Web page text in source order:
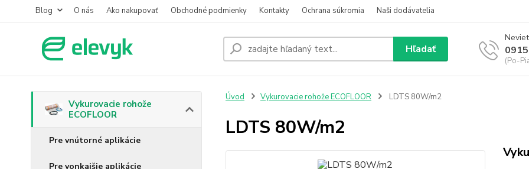
Blog O nás Ako nakupovať Obchodné podmienky Kontakty Ochrana súkromia Naši dodávatelia
Hľadať
(Po-
Vykurovacie rohože
ECOFLOOR
Pre vnútorné aplikácie
Pre vonkajšie aplikácie
Úvod Vykurovacie rohože ECOFLOOR LDTS 80W/m2
LDTS 80W/m2